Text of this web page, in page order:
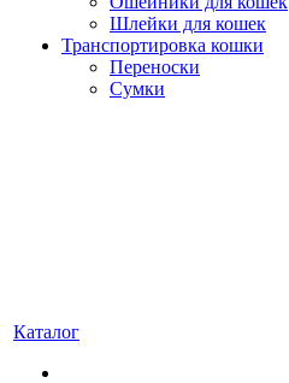
Шлейки для кошек
Транспортировка кошки
Переноски
Сумки
Каталог